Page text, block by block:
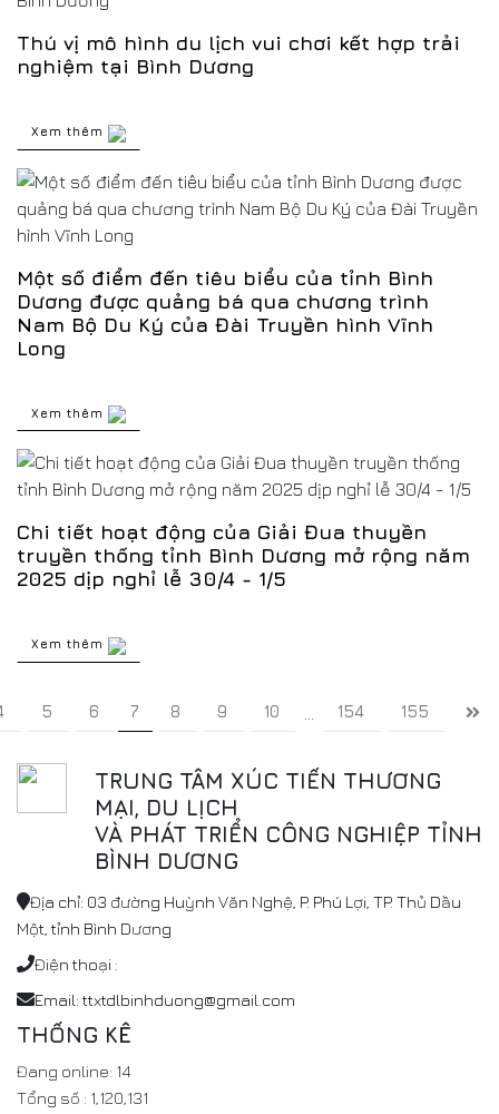
Thú vị mô hình du lịch vui chơi kết hợp trải
nghiệm tại Bình Dương
Xem thêm
Một số điểm đến tiêu biểu của tỉnh Bình
Dương được quảng bá qua chương trình
Nam Bộ Du Ký của Đài Truyền hình Vĩnh
Long
Xem thêm
Chi tiết hoạt động của Giải Đua thuyền
truyền thống tỉnh Bình Dương mở rộng năm
2025 dịp nghỉ lễ 30/4 - 1/5
Xem thêm
5 6 7 8 9 10 154 155
TRUNG TÂM XÚC TIẾN THƯƠNG
MẠI, DU LỊCH
VÀ PHÁT TRIỂN CÔNG NGHIỆP TỈNH
BÌNH DƯƠNG
Địa chỉ: 03 đường Huỳnh Văn Nghệ, P. Phú Lợi, TP. Thủ Dầu
Một, tỉnh Bình Dương
Điện thoại :
Email: ttxtdlbinhduong@gmail.com
THỐNG KÊ
Đang online: 14
Tổng số : 1,120,131